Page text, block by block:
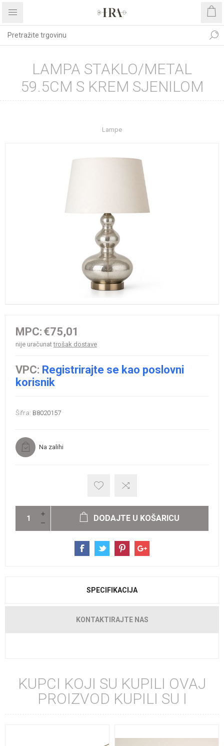
LAMPA STAKLO/METAL
59.5CM S KREM SJENILOM
Lampe
MPC: €75,01
nije uračunattrošak dostave
VPC: Registrirajte se kao poslovni
korisnik
Šifra: B8020157
Na zalihi
DODAJTE U KOŠARICU
SPECIFIKACIJA
KONTAKTIRAJTE NAS
KUPCI KOJI SU KUPILI OVAJ
PROIZVOD KUPILI SU I